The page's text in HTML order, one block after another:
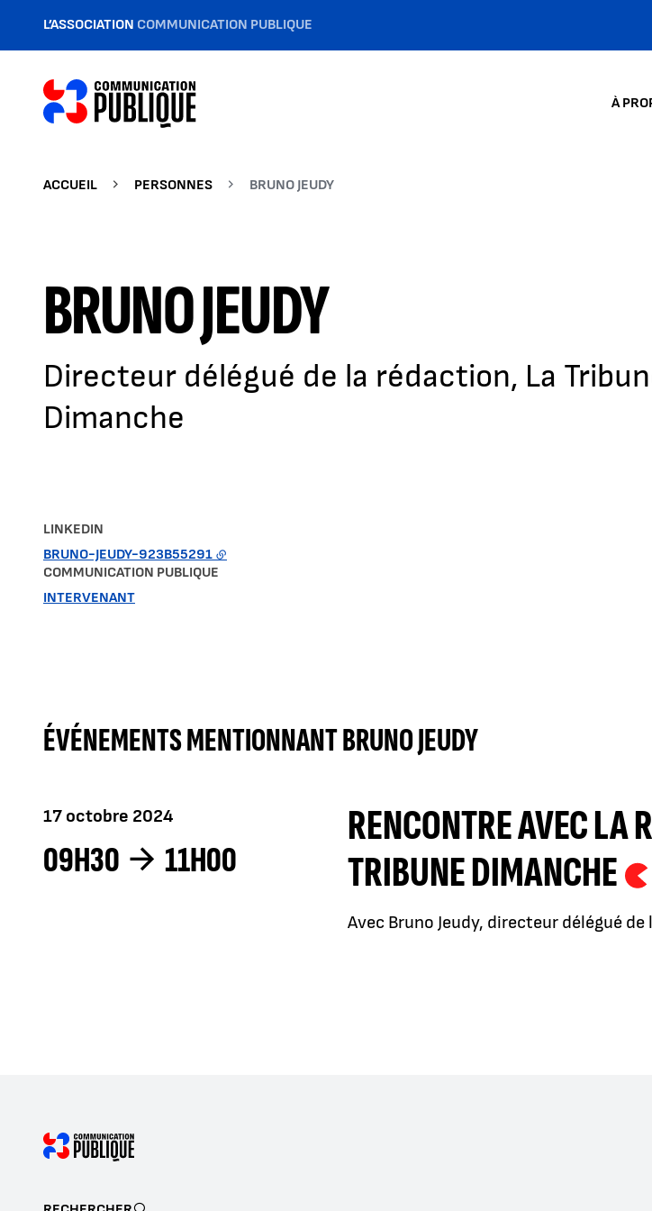
L’ASSOCIATION COMMUNICATION PUBLIQUE
À
ACCUEIL PERSONNES BRUNO JEUDY
BRUNO JEUDY
Directeur délégué de la rédaction, La
Dimanche
COMMUNICATION PUBLIQUE
INTERVENANT
LINKEDIN
BRUNO-JEUDY-923B55291
ÉVÉNEMENTS MENTIONNANT BRUNO JEUDY
RENCONTRE AVEC LA
TRIBUNE DIMANCHE
17 octobre 2024
09H30 11H00
Avec Bruno Jeudy, directeur délégué